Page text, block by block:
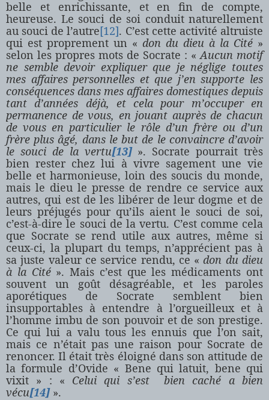
belle et enrichissante, et en fin de compte,
heureuse. Le souci de soi conduit naturellement
au souci de l’autre[12]. C’est cette activité altruiste
qui est proprement un « don du dieu à la Cité »
selon les propres mots de Socrate : « Aucun motif
ne semble devoir expliquer que je néglige toutes
mes affaires personnelles et que j’en supporte les
conséquences dans mes affaires domestiques depuis
tant d’années déjà, et cela pour m’occuper en
permanence de vous, en jouant auprès de chacun
de vous en particulier le rôle d’un frère ou d’un
frère plus âgé, dans le but de le convaincre d’avoir
le souci de la vertu[13]». Socrate pourrait très
bien rester chez lui à vivre sagement une vie
belle et harmonieuse, loin des soucis du monde,
mais le dieu le presse de rendre ce service aux
autres, qui est de les libérer de leur dogme et de
leurs préjugés pour qu’ils aient le souci de soi,
c’est-à-dire le souci de la vertu. C’est comme cela
que Socrate se rend utile aux autres, même si
ceux-ci, la plupart du temps, n’apprécient pas à
sa juste valeur ce service rendu, ce «don du dieu
à la Cité». Mais c’est que les médicaments ont
souvent un goût désagréable, et les paroles
aporétiques de Socrate semblent bien
insupportables à entendre à l’orgueilleux et à
l’homme imbu de son pouvoir et de son prestige.
Ce qui lui a valu tous les ennuis que l’on sait,
mais ce n’était pas une raison pour Socrate de
renoncer. Il était très éloigné dans son attitude de
la formule d’Ovide « Bene qui latuit, bene qui
vixit » : « Celui qui s’est bien caché a bien
vécu[14]».